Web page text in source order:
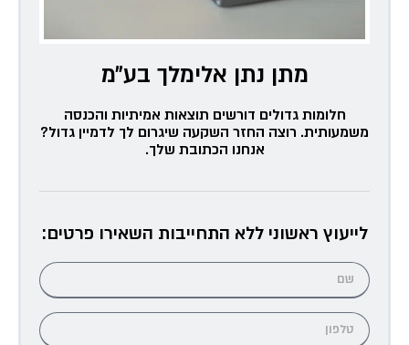
מתן נתן אלימלך בע״מ
חלומות גדולים דורשים תוצאות אמיתיות והכנסה
משמעותית. רוצה החזר השקעה שיגרום לך לדמיין גדול?
אנחנו הכתובת שלך.
לייעוץ ראשוני ללא התחייבות השאירו פרטים: